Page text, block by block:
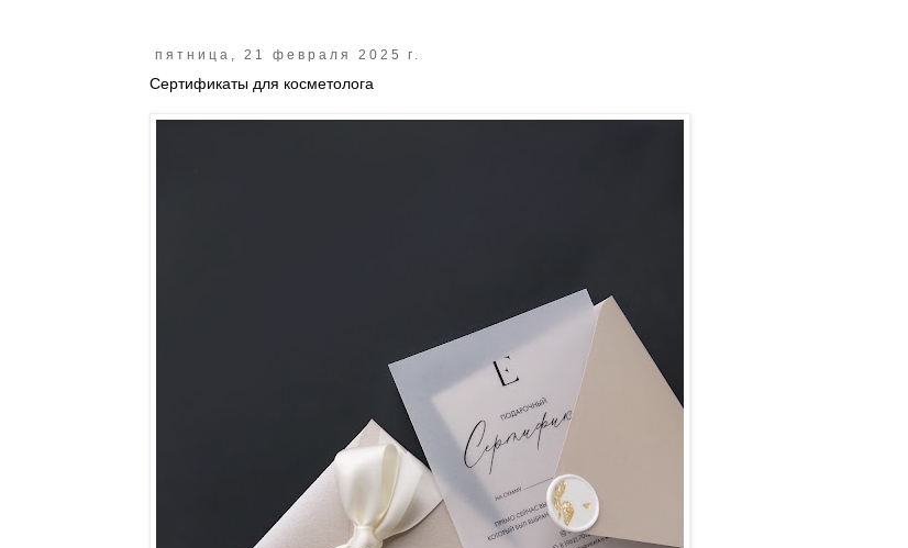
пятница, 21 февраля 2025 г.
Сертификаты для косметолога